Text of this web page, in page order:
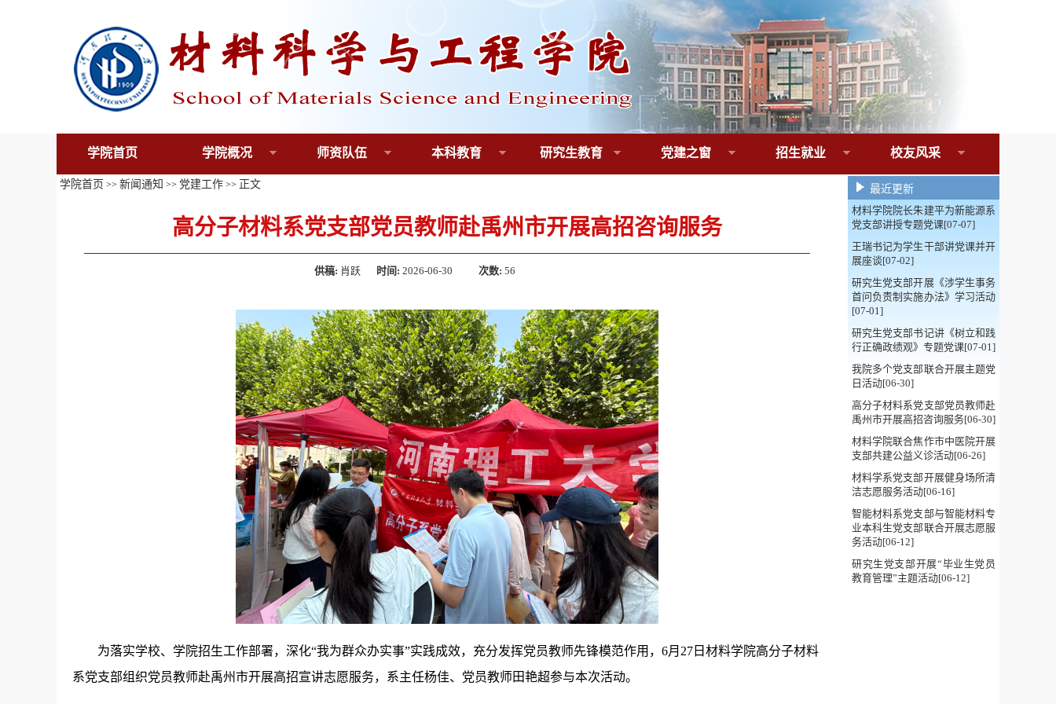
学院首页 学院概况 师资队伍 本科教育 研究生教育 党建之窗 招生就业 校友风采
学院首页 >> 新闻通知 >> 党建工作 >> 正文
高分子材料系党支部党员教师赴禹州市开展高招咨询服务
供稿: 肖跃 时间: 2026-06-30 次数: 56
为落实学校、学院招生工作部署，深化“我为群众办实事”实践成效，充分发挥党员教师先锋模范作用， 6月 27 日材料学院高分子材料
系党支部组织党员教师赴禹州市开展高招宣讲志愿服务，系主任杨佳、党员教师田艳超参与本次活动。
最近更新
材料学院院长朱建平为新能源系
党支部讲授专题党课[07-07]
王瑞书记为学生干部讲党课并开
展座谈[07-02]
研究生党支部开展《涉学生事务
首问负责制实施办法》学习活动
[07-01]
研究生党支部书记讲《树立和践
行正确政绩观》专题党课[07-01]
我院多个党支部联合开展主题党
日活动[06-30]
高分子材料系党支部党员教师赴
禹州市开展高招咨询服务[06-30]
材料学院联合焦作市中医院开展
支部共建公益义诊活动[06-26]
材料学系党支部开展健身场所清
洁志愿服务活动[06-16]
智能材料系党支部与智能材料专
业本科生党支部联合开展志愿服
务活动[06-12]
研究生党支部开展“毕业生党员
教育管理”主题活动[06-12]